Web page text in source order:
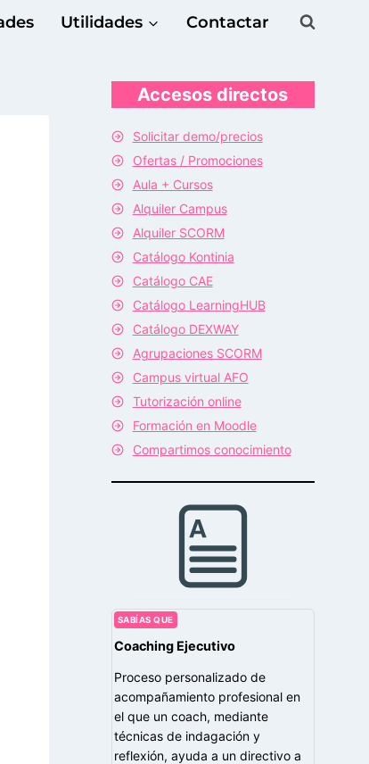
Utilidades Contactar
Accesos directos
Solicitar demo/precios
Ofertas / Promociones
Aula + Cursos
Alquiler Campus
Alquiler SCORM
Catálogo Kontinia
Catálogo CAE
Catálogo LearningHUB
Catálogo DEXWAY
Agrupaciones SCORM
Campus virtual AFO
Tutorización online
Formación en Moodle
Compartimos conocimiento
SABÍAS QUE
Coaching Ejecutivo
Proceso personalizado de
acompañamiento profesional en
el que un coach, mediante
técnicas de indagación y
reflexión, ayuda a un directivo a